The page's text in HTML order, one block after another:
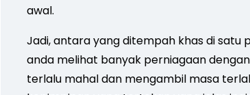
awal.
Jadi, antara yang ditempah khas di satu
anda melihat banyak perniagaan
terlalu mahal dan mengambil masa